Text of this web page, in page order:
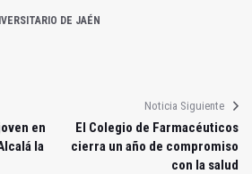
DE JAÉN
en
la
Noticia Siguiente
El Colegio de Farmacéuticos
cierra un año de compromiso
con la salud